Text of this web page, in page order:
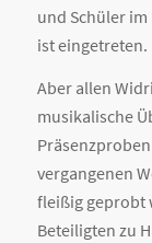
und Schüler
ist eingetreten.
Aber allen
musikalische
vergangenen
fleißig geprobt
Beteiligten zu